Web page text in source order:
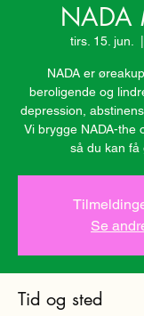
NADA
tirs. 15. jun.
NADA er
beroligende og
depression,
Vi brygge NADA-the
så du kan få
Se
Tid og sted